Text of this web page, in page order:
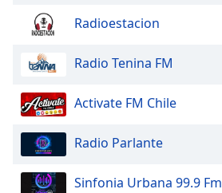
Radioestacion
Radio Tenina FM
Activate FM Chile
Radio Parlante
Sinfonia Urbana 99.9 Fm